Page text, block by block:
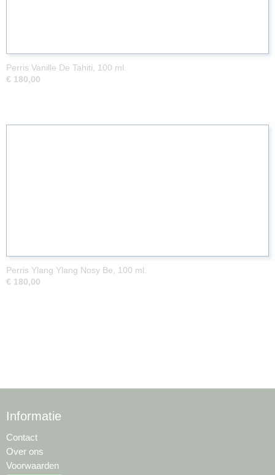
Perris Vanille De Tahiti, 100 ml.
€ 180,00
Perris Ylang Ylang Nosy Be, 100 ml.
€ 180,00
Informatie
Contact
Over ons
Voorwaarden